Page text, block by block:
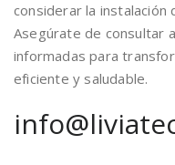
considerar la instalación
Asegúrate de consultar
informadas para
eficiente y saludable.